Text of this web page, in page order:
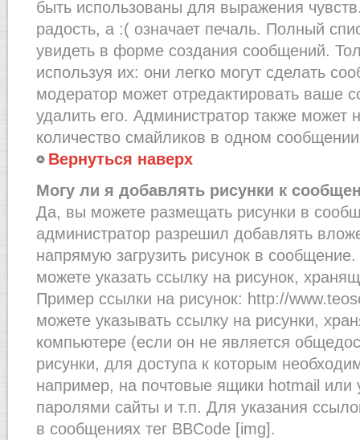
быть использованы для выражения
радость, а :( означает печаль. Полный
увидеть в форме создания сообщений.
используя их: они легко могут сделать
модератор может отредактировать ваше
удалить его. Администратор также может
количество смайликов в одном
Вернуться наверх
Могу ли я добавлять рисунки к
Да, вы можете размещать рисунки в
администратор разрешил добавлять
напрямую загрузить рисунок в
можете указать ссылку на рисунок,
Пример ссылки на рисунок: http://
можете указывать ссылку на рисунки,
компьютере (если он не является
рисунки, для доступа к которым
например, на почтовые ящики hotmail
паролями сайты и т.п. Для указания
в сообщениях тег BBCode [img].